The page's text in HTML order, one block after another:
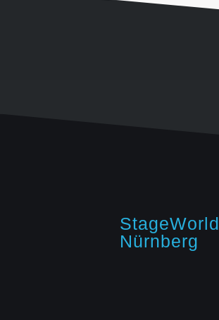
StageWorld
Nürnberg